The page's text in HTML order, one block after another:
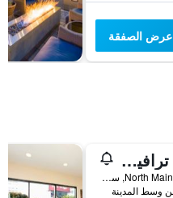
عرض الصفقة
سانتا أنا ترافيل إن
2005 North Main Street, سانتا انا, CA, الولايات المتحدة الأميريكية